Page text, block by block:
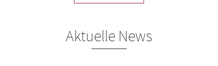
Aktuelle News